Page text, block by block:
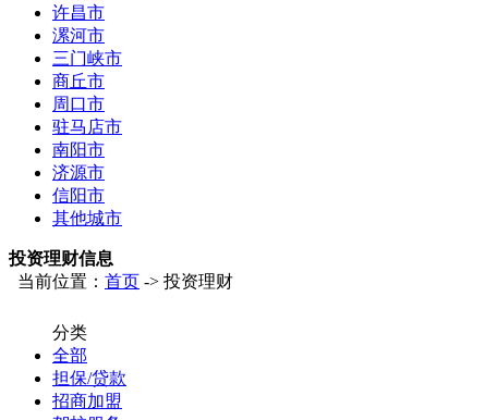
许昌市
漯河市
三门峡市
商丘市
周口市
驻马店市
南阳市
济源市
信阳市
其他城市
投资理财信息
当前位置： 首页 -> 投资理财
分类
全部
担保/贷款
招商加盟